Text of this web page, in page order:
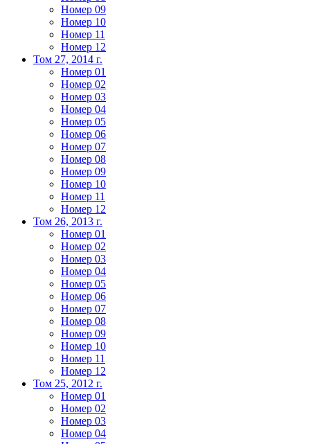
Номер 09
Номер 10
Номер 11
Номер 12
Том 27, 2014 г.
Номер 01
Номер 02
Номер 03
Номер 04
Номер 05
Номер 06
Номер 07
Номер 08
Номер 09
Номер 10
Номер 11
Номер 12
Том 26, 2013 г.
Номер 01
Номер 02
Номер 03
Номер 04
Номер 05
Номер 06
Номер 07
Номер 08
Номер 09
Номер 10
Номер 11
Номер 12
Том 25, 2012 г.
Номер 01
Номер 02
Номер 03
Номер 04